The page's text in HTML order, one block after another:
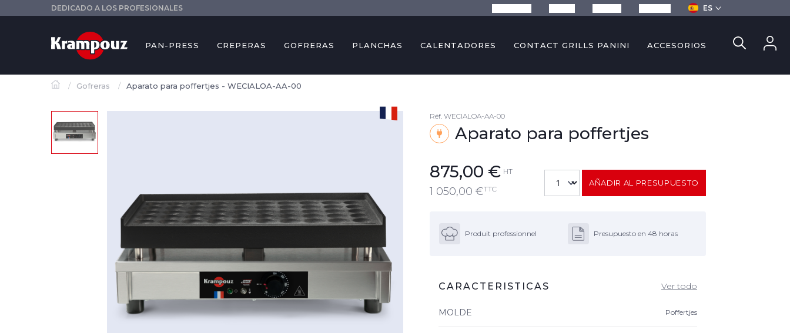
DEDICADO A LOS PROFESIONALES ES
PAN-PRESS CREPERAS GOFRERAS PLANCHAS CALENTADORES CONTACT GRILLS PANINI ACCESORIOS
Gofreras Aparato para poffertjes - WECIALOA-AA-00
Réf. WECIALOA-AA-00
Aparato para poffertjes
875,00 € HT
1 050,00 €TTC
AÑADIR AL PRESUPUESTO
Produit professionnel Presupuesto en 48 horas
CARACTERISTICAS Ver todo
MOLDE Poffertjes